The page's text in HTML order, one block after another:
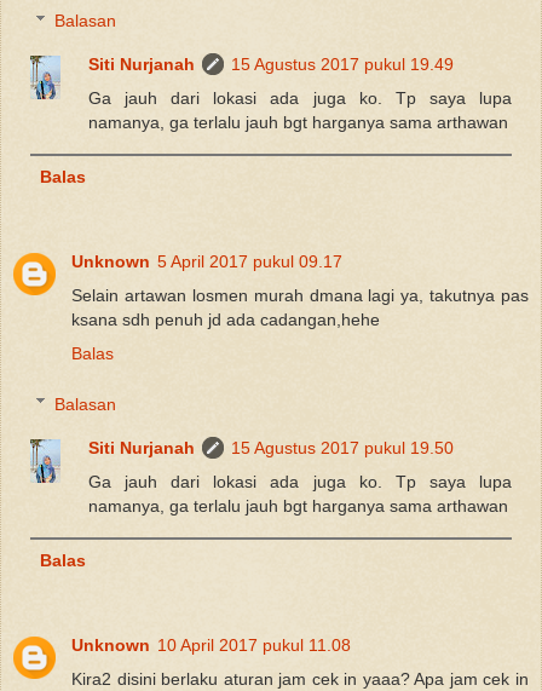
Balasan
Siti Nurjanah
15 Agustus 2017 pukul 19.49
Ga jauh dari lokasi ada juga ko. Tp saya lupa
namanya, ga terlalu jauh bgt harganya sama arthawan
Balas
Unknown 5 April 2017 pukul 09.17
Selain artawan losmen murah dmana lagi ya, takutnya pas
ksana sdh penuh jd ada cadangan,hehe
Balas
Balasan
Siti Nurjanah
15 Agustus 2017 pukul 19.50
Ga jauh dari lokasi ada juga ko. Tp saya lupa
namanya, ga terlalu jauh bgt harganya sama arthawan
Balas
Unknown 10 April 2017 pukul 11.08
Kira2 disini berlaku aturan jam cek in yaaa? Apa jam cek in